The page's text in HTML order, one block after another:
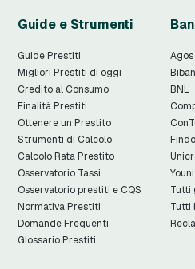
Guide e Strumenti
Guide Prestiti
Migliori Prestiti di oggi
Credito al Consumo
Finalità Prestiti
Ottenere un Prestito
Strumenti di Calcolo
Calcolo Rata Prestito
Osservatorio Tassi
Osservatorio prestiti e CQS
Normativa Prestiti
Domande Frequenti
Glossario Prestiti
BNL
Tutti
Tutti